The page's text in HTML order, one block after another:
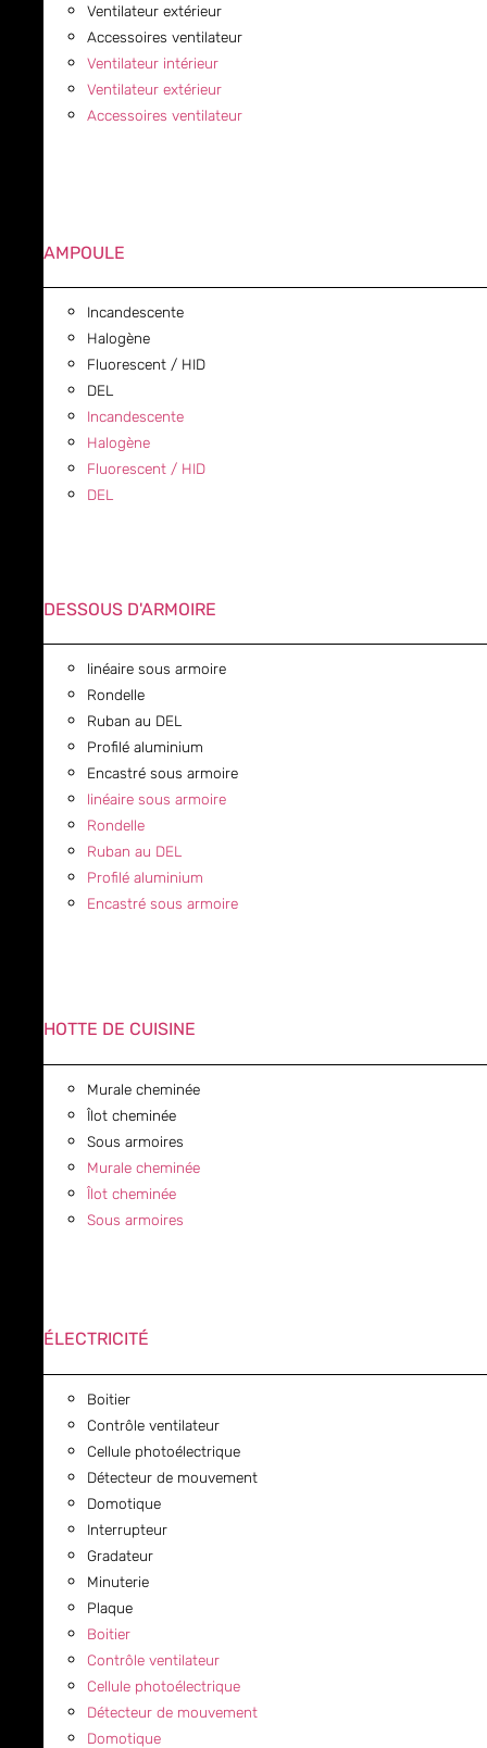
Ventilateur extérieur
Accessoires ventilateur
Ventilateur intérieur
Ventilateur extérieur
Accessoires ventilateur
AMPOULE
Incandescente
Halogène
Fluorescent / HID
DEL
Incandescente
Halogène
Fluorescent / HID
DEL
DESSOUS D'ARMOIRE
linéaire sous armoire
Rondelle
Ruban au DEL
Profilé aluminium
Encastré sous armoire
linéaire sous armoire
Rondelle
Ruban au DEL
Profilé aluminium
Encastré sous armoire
HOTTE DE CUISINE
Murale cheminée
Îlot cheminée
Sous armoires
Murale cheminée
Îlot cheminée
Sous armoires
ÉLECTRICITÉ
Boitier
Contrôle ventilateur
Cellule photoélectrique
Détecteur de mouvement
Domotique
Interrupteur
Gradateur
Minuterie
Plaque
Boitier
Contrôle ventilateur
Cellule photoélectrique
Détecteur de mouvement
Domotique